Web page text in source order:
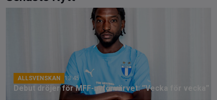
b
o
o
k
a
d
s
ALLSVENSKAN 13:45
Debut dröjer för MFF-nyförvärvet: ”Vecka för vecka”